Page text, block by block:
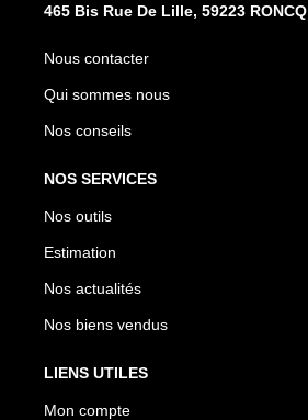
465 Bis Rue De Lille, 59223 RONCQ
Nous contacter
Qui sommes nous
Nos conseils
NOS SERVICES
Nos outils
Estimation
Nos actualités
Nos biens vendus
LIENS UTILES
Mon compte